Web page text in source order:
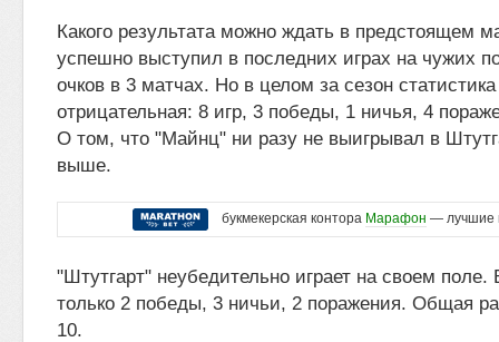
Какого результата можно ждать в предстоящем
успешно выступил в последних играх на чужих
очков в 3 матчах. Но в целом за сезон
отрицательная: 8 игр, 3 победы, 1 ничья, 4
О том, что "Майнц" ни разу не выигрывал в
выше.
букмекерская контора Марафон — лучшие
"Штутгарт" неубедительно играет на своем поле.
только 2 победы, 3 ничьи, 2 поражения. Общая
10.